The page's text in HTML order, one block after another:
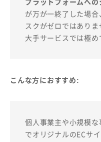
が万が一終了した場
スクがゼロではあり
大手サービスでは極め
こんな方におすすめ:
個人事業主や小規模
でオリジナルのECサ